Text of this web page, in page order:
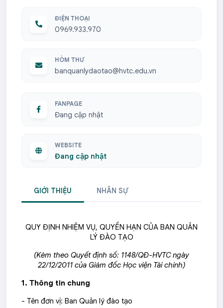
ĐIỆN THOẠI
0969.933.970
HÒM THƯ
banquanlydaotao@hvtc.edu.vn
FANPAGE
Đang cập nhật
WEBSITE
Đang cập nhật
GIỚI THIỆU NHÂN SỰ
QUY ĐỊNH NHIỆM VỤ, QUYỀN HẠN CỦA BAN QUẢN
LÝ ĐÀO TẠO
(Kèm theo Quyết định số: 1148/QĐ-HVTC ngày
22/12/2011 của Giám đốc Học viện Tài chính)
1. Thông tin chung
- Tên đơn vị: Ban Quản lý đào tạo